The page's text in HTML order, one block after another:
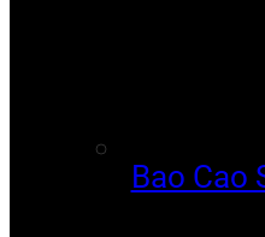
Bao Cao